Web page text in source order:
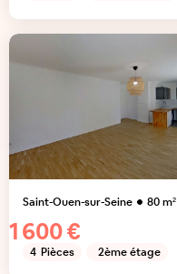
Saint-Ouen-sur-Seine 80m²
1 600 €
4 Pièces 2ème étage